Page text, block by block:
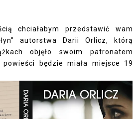
chciałabym przedstawić wam
autorstwa Darii Orlicz, którą
objęło swoim patronatem
będzie miała miejsce 19